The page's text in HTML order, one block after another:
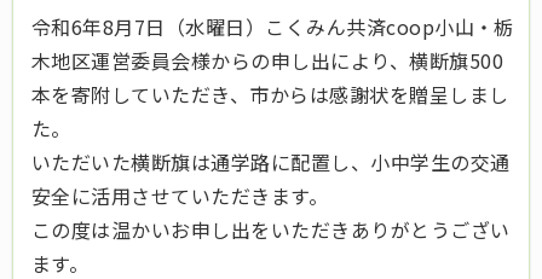
令和6年8月7日（水曜日）こくみん共済coop小山・栃
木地区運営委員会様からの申し出により、横断旗500
本を寄附していただき、市からは感謝状を贈呈しまし
た。
いただいた横断旗は通学路に配置し、小中学生の交通
安全に活用させていただきます。
この度は温かいお申し出をいただきありがとうござい
ます。